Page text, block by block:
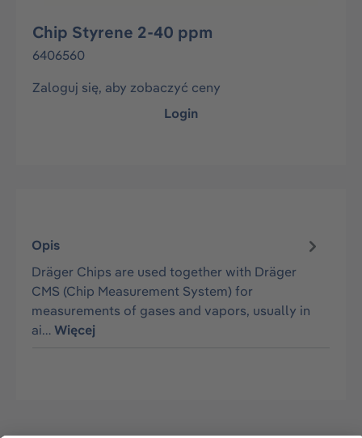
Chip Styrene 2-40 ppm
6406560
Zaloguj się, aby zobaczyć ceny
Login
Opis
Dräger Chips are used together with Dräger
CMS (Chip Measurement System) for
measurements of gases and vapors, usually in
ai…Więcej